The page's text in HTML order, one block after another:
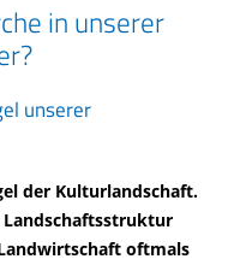
in unserer
unserer
der Kulturlandschaft.
Landschaftsstruktur
oftmals